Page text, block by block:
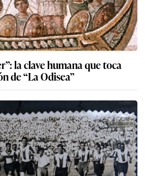
la clave humana que toca
de “La Odisea”